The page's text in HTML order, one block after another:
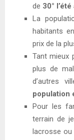
de 30°
La
habitants
prix de la
Tant mieux
plus de
d’autres
population
Pour les
terrain de
lacrosse